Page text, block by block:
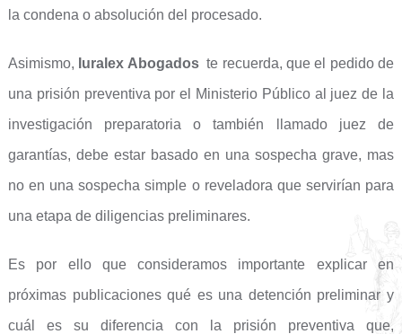
la condena o absolución del procesado.
Asimismo, Iuralex Abogados te recuerda, que el pedido de
una prisión preventiva por el Ministerio Público al juez de la
investigación preparatoria o también llamado juez de
garantías, debe estar basado en una sospecha grave, mas
no en una sospecha simple o reveladora que servirían para
una etapa de diligencias preliminares.
Es por ello que consideramos importante explicar en
próximas publicaciones qué es una detención preliminar y
cuál es su diferencia con la prisión preventiva que,